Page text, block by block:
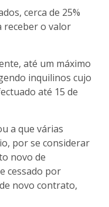
cerca de 25%
receber o valor
até um máximo
inquilinos cujo
até 15 de
a que várias
por se considerar
novo de
cessado por
novo contrato,